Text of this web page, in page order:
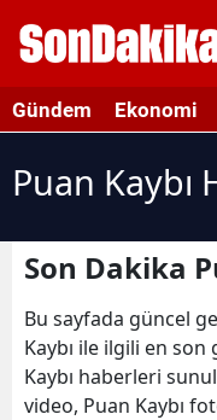
Gündem Ekonomi
Puan Kaybı
Son Dakika
Bu sayfada güncel
Kaybı ile ilgili en
Kaybı haberleri
video, Puan Kaybı